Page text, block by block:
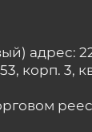
адрес:
корп. 3,